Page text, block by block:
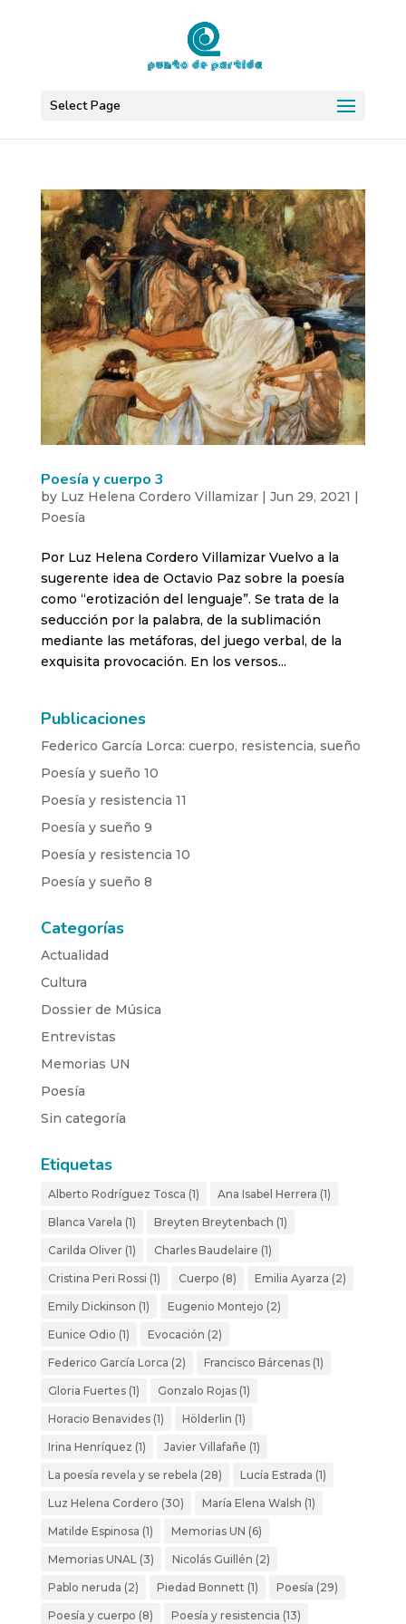
Select Page
Poesía y cuerpo 3
by Luz Helena Cordero Villamizar| Jun 29, 2021 |
Poesía
Por Luz Helena Cordero Villamizar Vuelvo a la
sugerente idea de Octavio Paz sobre la poesía
como “erotización del lenguaje”. Se trata de la
seducción por la palabra, de la sublimación
mediante las metáforas, del juego verbal, de la
exquisita provocación. En los versos...
Publicaciones
Federico García Lorca: cuerpo, resistencia, sueño
Poesía y sueño 10
Poesía y resistencia 11
Poesía y sueño 9
Poesía y resistencia 10
Poesía y sueño 8
Categorías
Actualidad
Cultura
Dossier de Música
Entrevistas
Memorias UN
Poesía
Sin categoría
Etiquetas
Alberto Rodríguez Tosca (1) Ana Isabel Herrera (1)
Blanca Varela (1) Breyten Breytenbach (1)
Carilda Oliver(1) Charles Baudelaire (1)
Cristina Peri Rossi (1) Cuerpo (8) Emilia Ayarza (2)
Emily Dickinson (1) Eugenio Montejo (2)
Eunice Odio (1) Evocación (2)
Federico García Lorca (2) Francisco Bárcenas(1)
Gloria Fuertes(1) Gonzalo Rojas(1)
Horacio Benavides(1) Hölderlin (1)
Irina Henríquez (1) Javier Villafañe (1)
La poesía revela y se rebela (28) Lucía Estrada (1)
Luz Helena Cordero (30) María Elena Walsh (1)
Matilde Espinosa (1) Memorias UN (6)
Memorias UNAL (3) Nicolás Guillén (2)
Pablo neruda (2) Piedad Bonnett (1) Poesía (29)
Poesía y cuerpo (8) Poesía y resistencia (13)